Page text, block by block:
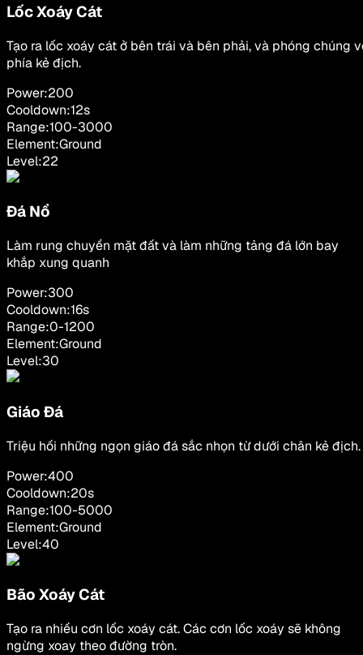
Lốc Xoáy Cát
Tạo ra lốc xoáy cát ở bên trái và bên phải, và phóng chúng
phía kẻ địch.
Power:200
Cooldown:12s
Range:100-3000
Element:Ground
Level:22
Đá Nổ
Làm rung chuyển mặt đất và làm những tảng đá lớn bay
khắp xung quanh
Power:300
Cooldown:16s
Range:0-1200
Element:Ground
Level:30
Giáo Đá
Triệu hồi những ngọn giáo đá sắc nhọn từ dưới chân kẻ địch.
Power:400
Cooldown:20s
Range:100-5000
Element:Ground
Level:40
Bão Xoáy Cát
Tạo ra nhiều cơn lốc xoáy cát. Các cơn lốc xoáy sẽ không
ngừng xoay theo đường tròn.